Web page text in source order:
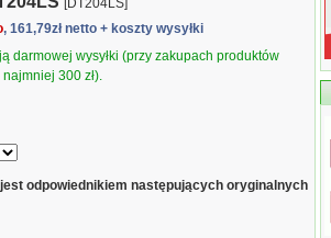
[DT204LS]
, 161,79zł netto + koszty wysyłki
darmowej wysyłki (przy zakupach produktów
300 zł).
odpowiednikiem następujących oryginalnych